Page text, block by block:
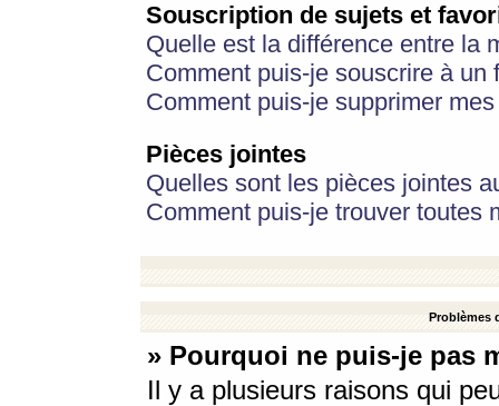
Souscription de sujets et
Quelle est la différence entre la
Comment puis-je souscrire à
Comment puis-je supprimer
Pièces jointes
Quelles sont les pièces jointes
Comment puis-je trouver toutes
Problèmes
» Pourquoi ne puis-je pas
Il y a plusieurs raisons qui